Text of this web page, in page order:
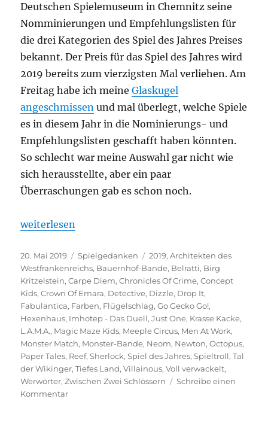
Deutschen Spielemuseum in Chemnitz seine
Nomminierungen und Empfehlungslisten für
die drei Kategorien des Spiel des Jahres Preises
bekannt. Der Preis für das Spiel des Jahres wird
2019 bereits zum vierzigsten Mal verliehen. Am
Freitag habe ich meineGlaskugel
angeschmissen und mal überlegt, welche Spiele
es in diesem Jahr in die Nominierungs- und
Empfehlungslisten geschafft haben könnten.
So schlecht war meine Auswahl gar nicht wie
sich herausstellte, aber ein paar
Überraschungen gab es schon noch.
„Nominierungen Spiel des Jahres 2019“
weiterlesen
Veröffentlicht
am
20. Mai 2019 Kategorien
Spielgedanken Schlagwörter
2019,Architekten des
Westfrankenreichs, Bauernhof-Bande, Belratti, Birg
Kritzelstein,Carpe Diem,Chronicles Of Crime,Concept
Kids,Crown Of Emara, Detective, Dizzle, Drop It,
Fabulantica, Farben, Flügelschlag,Go Gecko Go!,
Hexenhaus, Imhotep - Das Duell,Just One, Krasse Kacke,
L.A.M.A., Magic Maze Kids, Meeple Circus, Men At Work,
Monster Match, Monster-Bande, Neom, Newton,Octopus,
Paper Tales, Reef,Sherlock,Spiel des Jahres,Spieltroll,Tal
der Wikinger,Tiefes Land,Villainous,Voll verwackelt,
Werwörter,Zwischen Zwei Schlössern
Schreibe einen
Kommentarzu